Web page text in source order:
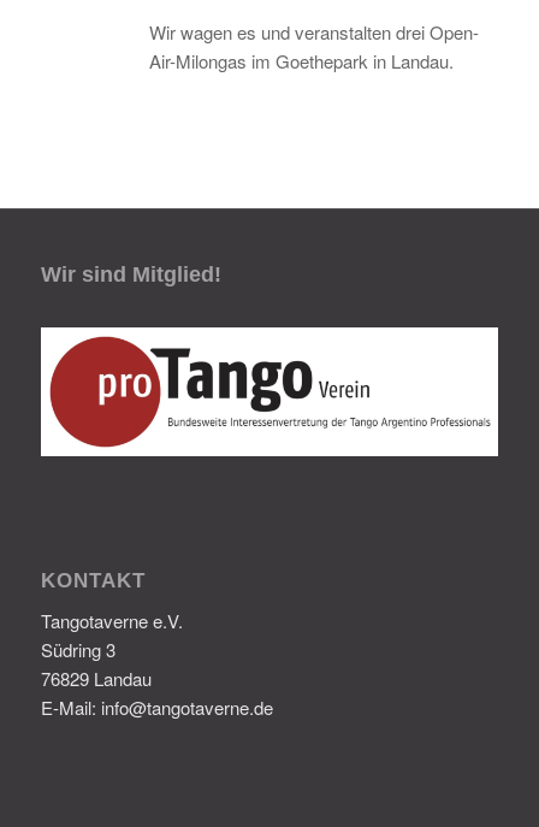
Wir wagen es und veranstalten drei Open-
Air-Milongas im Goethepark in Landau.
Wir sind Mitglied!
KONTAKT
Tangotaverne e.V.
Südring 3
76829 Landau
E-Mail: info@tangotaverne.de